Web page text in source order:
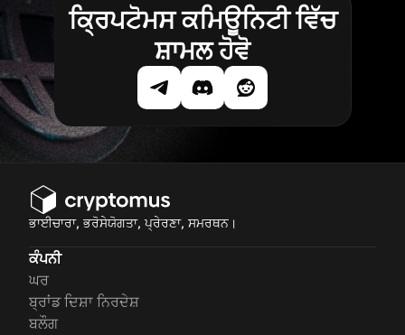
ਕ੍ਰਿਪਟੋਮਸ ਕਮਿਊਨਿਟੀ ਵਿੱਚ
ਸ਼ਾਮਲ ਹੋਵੋ
ਭਾਈਚਾਰਾ, ਭਰੋਸੇਯੋਗਤਾ, ਪ੍ਰੇਰਣਾ, ਸਮਰਥਨ।
ਕੰਪਨੀ
ਘਰ
ਬ੍ਰਾਂਡ ਦਿਸ਼ਾ ਨਿਰਦੇਸ਼
ਬਲੌਗ